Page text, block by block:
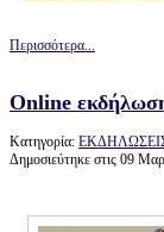
Περισσότερα...
Online
Κατηγορία:
Δημοσιεύτηκε στις 09